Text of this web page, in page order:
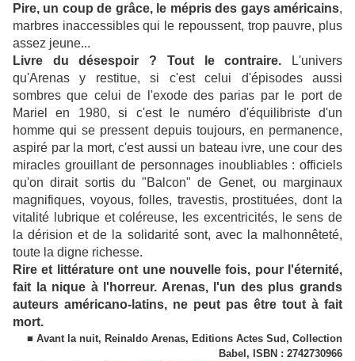
Pire, un coup de grâce, le mépris des gays américains,
marbres inaccessibles qui le repoussent, trop pauvre, plus
assez jeune...
Livre du désespoir ? Tout le contraire. L'univers
qu'Arenas y restitue, si c'est celui d'épisodes aussi
sombres que celui de l'exode des parias par le port de
Mariel en 1980, si c'est le numéro d'équilibriste d'un
homme qui se pressent depuis toujours, en permanence,
aspiré par la mort, c'est aussi un bateau ivre, une cour des
miracles grouillant de personnages inoubliables : officiels
qu'on dirait sortis du "Balcon" de Genet, ou marginaux
magnifiques, voyous, folles, travestis, prostituées, dont la
vitalité lubrique et coléreuse, les excentricités, le sens de
la dérision et de la solidarité sont, avec la malhonnêteté,
toute la digne richesse.
Rire et littérature ont une nouvelle fois, pour l'éternité,
fait la nique à l'horreur. Arenas, l'un des plus grands
auteurs américano-latins, ne peut pas être tout à fait
mort.
■ Avant la nuit, Reinaldo Arenas, Editions Actes Sud, Collection
Babel, ISBN : 2742730966